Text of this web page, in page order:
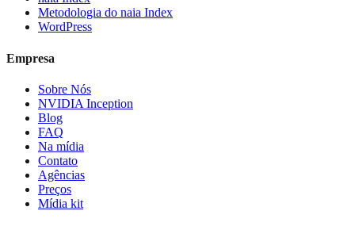
Metodologia do naia Index
WordPress
Empresa
Sobre Nós
NVIDIA Inception
Blog
FAQ
Na mídia
Contato
Agências
Preços
Mídia kit